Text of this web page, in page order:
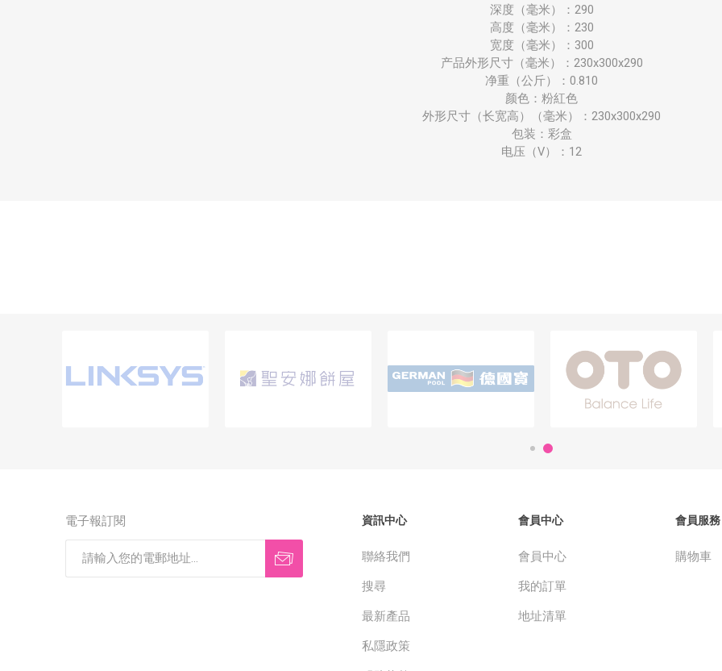
深度（毫米）：290
高度（毫米）：230
宽度（毫米）：300
产品外形尺寸（毫米）：230x300x290
净重（公斤）：0.810
颜色：粉紅色
外形尺寸（长宽高）（毫米）：230x300x290
包装：彩盒
电压（V）：12
電子報訂閱 資訊中心
聯絡我們
搜尋
最新產品
私隱政策
會員中心
會員中心
我的訂單
地址清單
會員服務
購物車